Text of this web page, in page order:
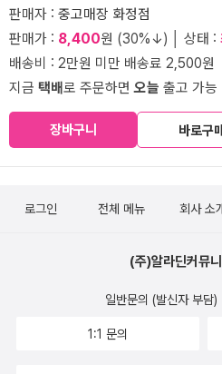
판매자 : 중고매장 화정점
판매가 : 8,400원 (30%↓) │ 상태 :
배송비 : 2만원 미만 배송료 2,500원
지금 택배로 주문하면오늘 출고 가능
장바구니 바로구
로그인 전체 메뉴 회사 소
(주)알라딘커뮤
일반문의 (발신자 부담)
1:1 문의